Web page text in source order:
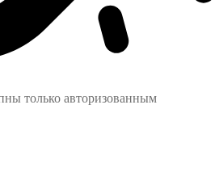
только авторизованным